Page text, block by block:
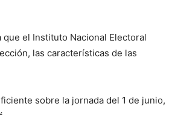
el Instituto Nacional Electoral
las características de las
sobre la jornada del 1 de junio,